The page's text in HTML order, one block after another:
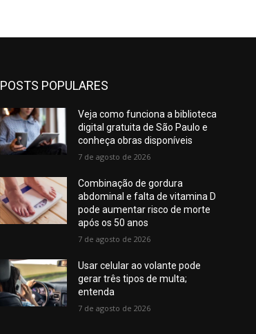
POSTS POPULARES
Veja como funciona a biblioteca
digital gratuita de São Paulo e
conheça obras disponíveis
7 de agosto de 2026
Combinação de gordura
abdominal e falta de vitamina D
pode aumentar risco de morte
após os 50 anos
7 de agosto de 2026
Usar celular ao volante pode
gerar três tipos de multa;
entenda
7 de agosto de 2026